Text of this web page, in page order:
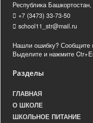
Республика
+7 (3473) 33-73-50
school11_str@mail.ru
Нашли ошибку? Сообщите
Выделите и нажмите
Разделы
ГЛАВНАЯ
О ШКОЛЕ
ШКОЛЬНОЕ ПИТАНИЕ